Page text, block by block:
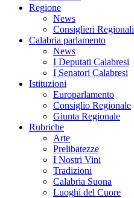
Regione
News
Consiglieri Regionali
Calabria parlamento
News
I Deputati Calabresi
I Senatori Calabresi
Istituzioni
Europarlamento
Consiglio Regionale
Giunta Regionale
Rubriche
Arte
Prelibatezze
I Nostri Vini
Tradizioni
Calabria Suona
Luoghi del Cuore